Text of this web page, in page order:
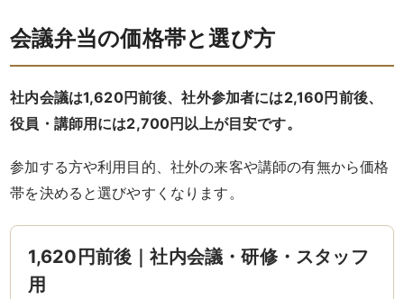
ー
す
み
よ
会議弁当の価格帯と選び方
社内会議は1,620円前後、社外参加者には2,160円前後、
役員・講師用には2,700円以上が目安です。
参加する方や利用目的、社外の来客や講師の有無から価格
帯を決めると選びやすくなります。
1,620円前後｜社内会議・研修・スタッフ
用